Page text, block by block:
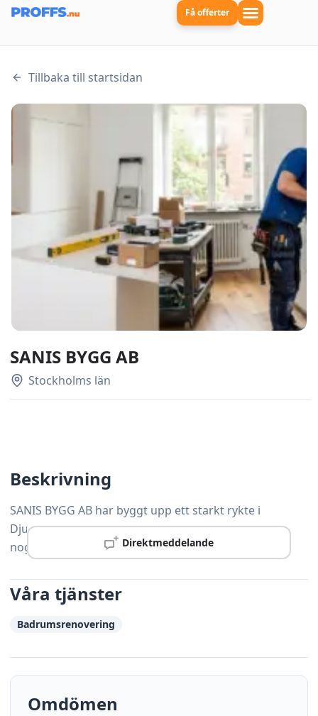
Få offerter
Tillbaka till startsidan
SANIS BYGG AB
Stockholms län
Direktmeddelande
Beskrivning
SANIS BYGG AB har byggt upp ett starkt rykte i
Djursholm tack vare gedigen kompetens och
noggrann yrkesskicklighet.
Våra tjänster
Badrumsrenovering
Omdömen